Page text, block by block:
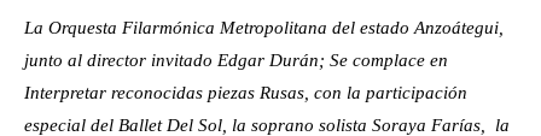
La Orquesta Filarmónica Metropolitana del estado Anzoátegui,
junto al director invitado Edgar Durán; Se complace en
Interpretar reconocidas piezas Rusas, con la participación
especial del Ballet Del Sol, la soprano solista Soraya Farías, la